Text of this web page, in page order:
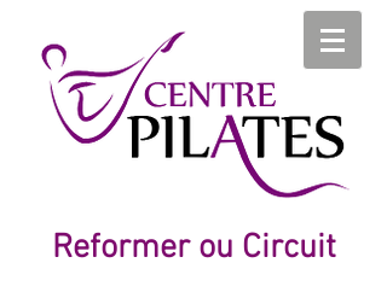
Reformer ou Circuit